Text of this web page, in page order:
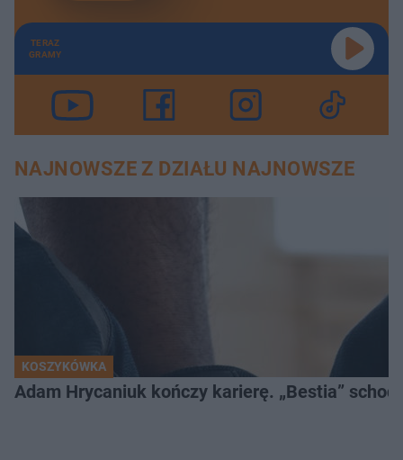
TERAZ
GRAMY
NAJNOWSZE Z DZIAŁU NAJNOWSZE
KOSZYKÓWKA
Adam Hrycaniuk kończy karierę. „Bestia”